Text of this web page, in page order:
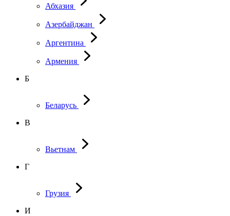
Абхазия
Азербайджан
Аргентина
Армения
Б
Беларусь
В
Вьетнам
Г
Грузия
И